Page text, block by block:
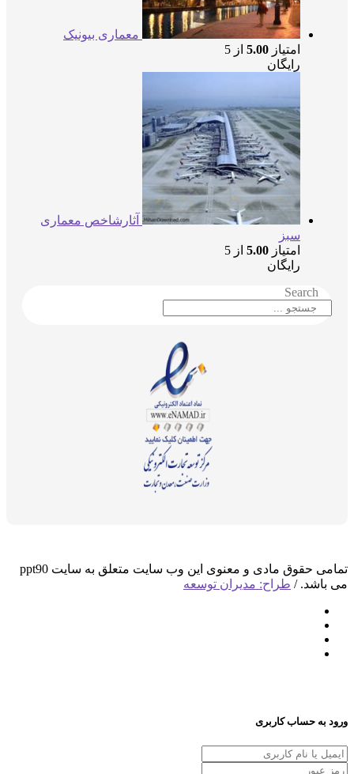
معماری بیونیک
5.00از 5
آثارشاخص معماری
5.00از 5
تمامی حقوق مادی و معنوی این وب سایت متعلق به سایت ppt90
/ طراح: مدیران توسعه
حساب کاربری